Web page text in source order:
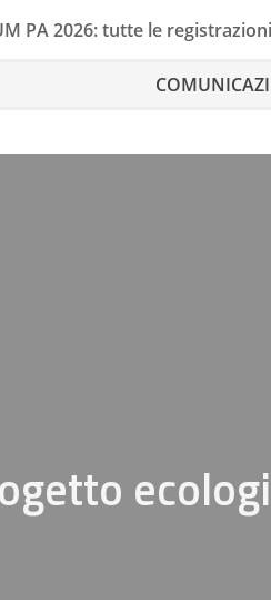
PA 2026: tutte le registrazioni